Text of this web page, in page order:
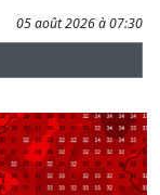
05 août 2026 à 07:30